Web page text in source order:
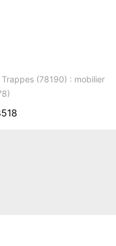
(78190) : mobilier